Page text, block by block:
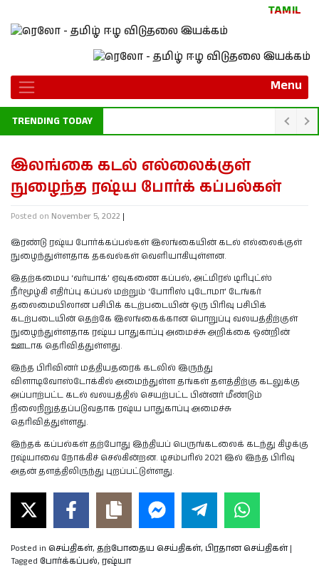
TAMIL
Menu
TRENDING TODAY
இலங்கை கடல் எல்லைக்குள்
நுழைந்த ரஷ்ய போர்க் கப்பல்கள்
Posted on November 5, 2022 |
இரண்டு ரஷ்ய போர்க்கப்பல்கள் இலங்கையின் கடல் எல்லைக்குள்
நுழைந்துள்ளதாக தகவல்கள் வெளியாகியுள்ளன.
இதற்கமைய ‘வர்யாக்’ ஏவுகணை கப்பல், அட்மிரல் டிரிபுட்ஸ்
நீர்மூழ்கி எதிர்ப்பு கப்பல் மற்றும் ‘போரிஸ் புடோமா’ டேங்கர்
தலைமையிலான பசிபிக் கடற்படையின் ஒரு பிரிவு பசிபிக்
கடற்படையின் தெற்கே இலங்கைக்கான பொறுப்பு வலயத்திற்குள்
நுழைந்துள்ளதாக ரஷ்ய பாதுகாப்பு அமைச்சு அறிக்கை ஒன்றின்
ஊடாக தெரிவித்துள்ளது.
இந்த பிரிவினர் மத்தியதரைக் கடலில் இருந்து
விளாடிவோஸ்டோக்கில் அமைந்துள்ள தங்கள் தளத்திற்கு கடலுக்கு
அப்பாற்பட்ட கடல் வலயத்தில் செயற்பட்ட பின்னர் மீண்டும்
நிலைநிறுத்தப்படுவதாக ரஷ்ய பாதுகாப்பு அமைச்சு
தெரிவித்துள்ளது.
இந்தக் கப்பல்கள் தற்போது இந்தியப் பெருங்கடலைக் கடந்து கிழக்கு
ரஷ்யாவை நோக்கிச் செல்கின்றன. டிசம்பரில் 2021 இல் இந்த பிரிவு
அதன் தளத்திலிருந்து புறப்பட்டுள்ளது.
Posted in செய்திகள், தற்போதைய செய்திகள், பிரதான செய்திகள்|
Tagged போர்க்கப்பல், ரஷ்யா